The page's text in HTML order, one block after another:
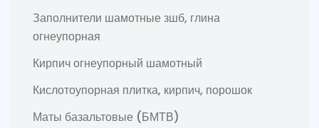
Заполнители шамотные зшб, глина
огнеупорная
Кирпич огнеупорный шамотный
Кислотоупорная плитка, кирпич, порошок
Маты базальтовые (БМТВ)